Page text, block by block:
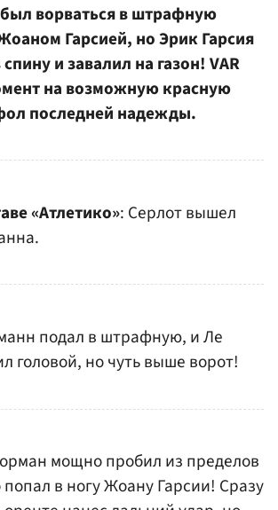
был ворваться в штрафную
Гарсией, но Эрик Гарсия
и завалил на газон! VAR
на возможную красную
последней надежды.
«Атлетико»: Серлот вышел
подал в штрафную, и Ле
головой, но чуть выше ворот!
мощно пробил из пределов
в ногу Жоану Гарсии! Сразу